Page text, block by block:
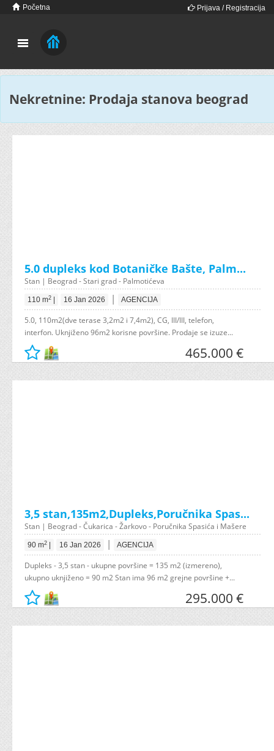
Početna Prijava / Registracija
Nekretnine: Prodaja stanova beograd
5.0 dupleks kod Botaničke Bašte, Palm...
Stan | Beograd - Stari grad - Palmotićeva
110 m2 16 Jan 2026 | AGENCIJA
5.0, 110m2(dve terase 3,2m2 i 7,4m2), CG, III/III, telefon,
interfon. Uknjiženo 96m2 korisne površine. Prodaje se izuze...
465.000 €
3,5 stan,135m2,Dupleks,Poručnika Spas...
Stan | Beograd - Čukarica - Žarkovo - Poručnika Spasića i Mašere
90 m2 16 Jan 2026 | AGENCIJA
Dupleks - 3,5 stan - ukupne površine = 135 m2 (izmereno),
ukupno uknjiženo = 90 m2 Stan ima 96 m2 grejne površine +...
295.000 €